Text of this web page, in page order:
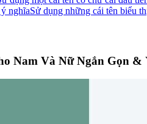
nghĩaSử dụng những cái tên biểu
Nam Và Nữ Ngắn Gọn &